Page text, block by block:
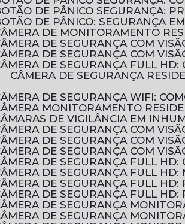
BOTÃO DE PÂNICO SEGURANÇA:
BOTÃO DE PÂNICO: SEGURANÇA
CÂMERA DE MONITORAMENTO
CÂMERA DE SEGURANÇA COM
CÂMERA DE SEGURANÇA COM
CÂMERA DE SEGURANÇA FULL
CÂMERA DE SEGURANÇA RESIDENCIAL É ESSENCIAL PARA PROTEGER SUA CASA E SUA FAMÍLIA. DESCUBRA COMO
CÂMERA DE SEGURANÇA WIFI:
CÂMERA MONITORAMENTO
CÂMARAS DE VIGILÂNCIA EM
CÂMERA DE SEGURANÇA COM
CÂMERA DE SEGURANÇA COM
CÂMERA DE SEGURANÇA COM
CÂMERA DE SEGURANÇA FULL
CÂMERA DE SEGURANÇA FULL
CÂMERA DE SEGURANÇA FULL
CÂMERA DE SEGURANÇA FULL
CÂMERA DE SEGURANÇA
CÂMERA DE SEGURANÇA